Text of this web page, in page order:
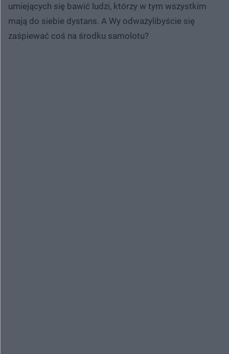
umiejących się bawić ludzi, którzy w tym wszystkim
mają do siebie dystans. A Wy odważylibyście się
zaśpiewać coś na środku samolotu?